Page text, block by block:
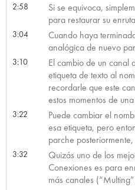
2:58
Si se equivoca,
para restaurar su
3:04
Cuando haya
analógica de nuevo
3:10
El cambio de un canal
etiqueta de texto al
recordarle que este
estos momentos de
3:22
Puede cambiar el
esa etiqueta, pero
parche
3:32
Quizás uno de los
Conexiones es para
más canales